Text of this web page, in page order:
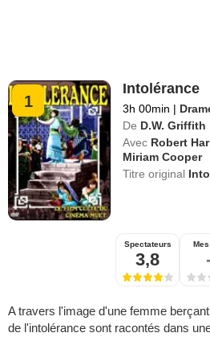
1
Intolérance
3h 00min |
De D.W. Griffith
Avec Robert
Miriam Cooper
Titre original
Spectateurs
3,8
A travers l'image d'une femme
de l'intolérance sont racontés dans